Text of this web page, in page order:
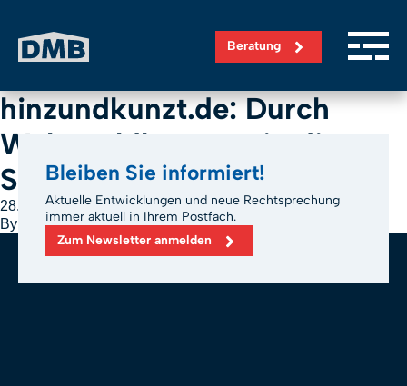
Beratung
hinzundkunzt.de: Durch
Wohngeldkürzung in die
Sozialhilfe
28. Juni 2026
By
m.bickel
Bleiben Sie informiert!
Aktuelle Entwicklungen und neue Rechtsprechung
immer aktuell in Ihrem Postfach.
Zum Newsletter anmelden